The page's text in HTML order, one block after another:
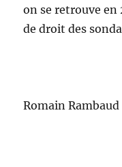
on se retrouve en
de droit des
Romain Rambaud